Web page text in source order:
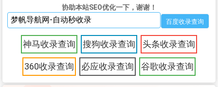
协助本站SEO优化一下，谢谢！
神马收录查询 搜狗收录查询 头条收录查询
360收录查询 必应收录查询 谷歌收录查询